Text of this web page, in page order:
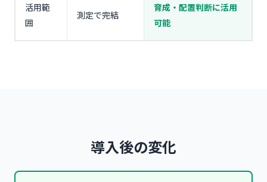
活用範
囲
測定で完結
育成・配置判断に活用
可能
導入後の変化